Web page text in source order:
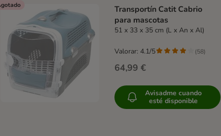
Transportín Catit Cabrio
para mascotas
51 x 33 x 35 cm (L x An x Al)
64,99 €
Valorar: 4.1/5 (58)
Avisadme cuando
esté disponible